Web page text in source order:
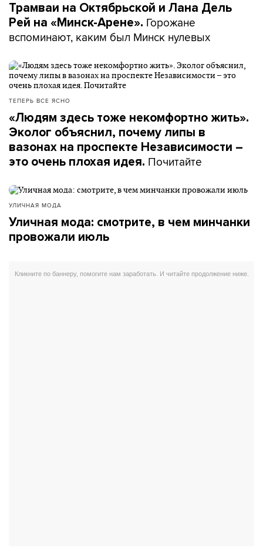
Трамваи на Октябрьской и Лана Дель
Рей на «Минск-Арене». Горожане
вспоминают, каким был Минск нулевых
ТЕПЕРЬ ВСЕ ЯСНО
«Людям здесь тоже некомфортно жить».
Эколог объяснил, почему липы в
вазонах на проспекте Независимости –
это очень плохая идея. Почитайте
УЛИЧНАЯ МОДА
Уличная мода: смотрите, в чем минчанки
провожали июль